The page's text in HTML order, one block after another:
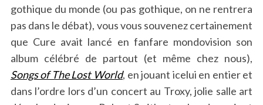
gothique du monde (ou pas gothique, on ne rentrera
pas dans le débat), vous vous souvenez certainement
que Cure avait lancé en fanfare mondovision son
album célébré de partout (et même chez nous),
Songs of The Lost World, en jouant icelui en entier et
dans l’ordre lors d’un concert au Troxy, jolie salle art